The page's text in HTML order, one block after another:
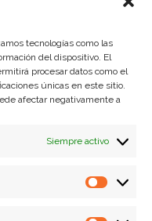
tecnologías como las
del dispositivo. El
procesar datos como el
únicas en este sitio.
afectar negativamente a
Siempre activo